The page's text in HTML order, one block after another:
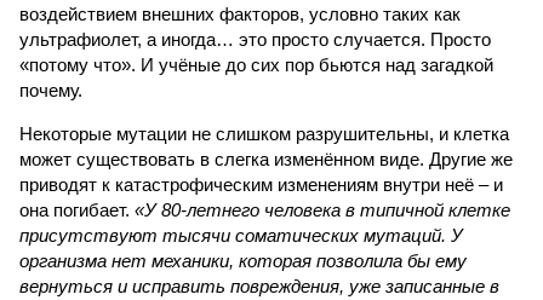
воздействием внешних факторов, условно таких как
ультрафиолет, а иногда… это просто случается. Просто
«потому что». И учёные до сих пор бьются над загадкой
почему.
Некоторые мутации не слишком разрушительны, и клетка
может существовать в слегка изменённом виде. Другие же
приводят к катастрофическим изменениям внутри неё – и
она погибает. «У 80-летнего человека в типичной клетке
присутствуют тысячи соматических мутаций. У
организма нет механики, которая позволила бы ему
вернуться и исправить повреждения, уже записанные в